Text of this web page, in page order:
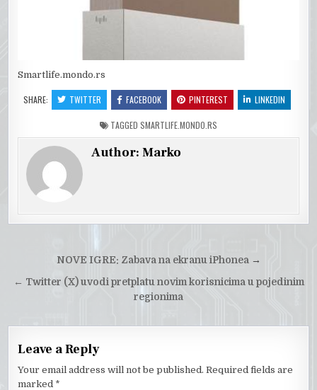
Smartlife.mondo.rs
SHARE: TWITTER FACEBOOK PINTEREST LINKEDIN
TAGGED SMARTLIFE.MONDO.RS
Author:Marko
navigation
NOVE IGRE: Zabava na ekranu iPhonea→
← Twitter (X) uvodi pretplatu novim korisnicima u pojedinim
regionima
Leave a Reply
Your email address will not be published. Required fields are
marked *